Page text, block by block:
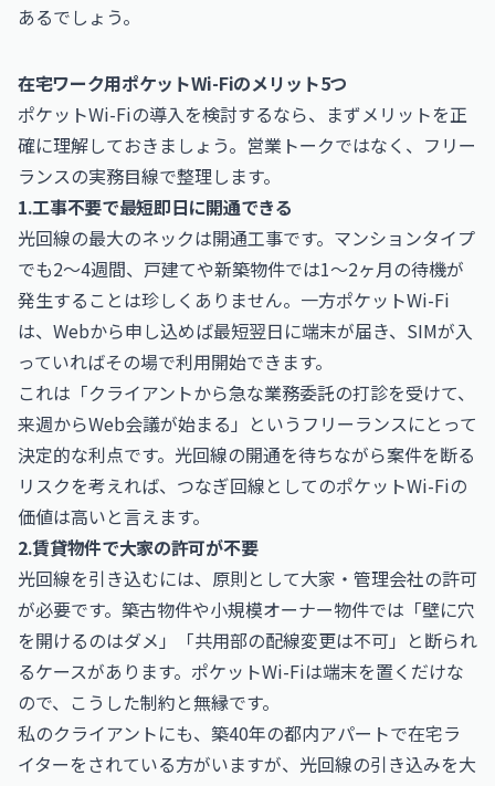
あるでしょう。
在宅ワーク用ポケットWi-Fiのメリット5つ
ポケットWi-Fiの導入を検討するなら、まずメリットを正
確に理解しておきましょう。営業トークではなく、フリー
ランスの実務目線で整理します。
1.工事不要で最短即日に開通できる
光回線の最大のネックは開通工事です。マンションタイプ
でも2〜4週間、戸建てや新築物件では1〜2ヶ月の待機が
発生することは珍しくありません。一方ポケットWi-Fi
は、Webから申し込めば最短翌日に端末が届き、SIMが入
っていればその場で利用開始できます。
これは「クライアントから急な業務委託の打診を受けて、
来週からWeb会議が始まる」というフリーランスにとって
決定的な利点です。光回線の開通を待ちながら案件を断る
リスクを考えれば、つなぎ回線としてのポケットWi-Fiの
価値は高いと言えます。
2.賃貸物件で大家の許可が不要
光回線を引き込むには、原則として大家・管理会社の許可
が必要です。築古物件や小規模オーナー物件では「壁に穴
を開けるのはダメ」「共用部の配線変更は不可」と断られ
るケースがあります。ポケットWi-Fiは端末を置くだけな
ので、こうした制約と無縁です。
私のクライアントにも、築40年の都内アパートで在宅ラ
イターをされている方がいますが、光回線の引き込みを大